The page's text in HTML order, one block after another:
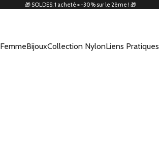
🎁 SOLDES: 1 acheté = -30% sur le 2ème ! 🎁
FemmeBijouxCollection NylonLiens Pratiques